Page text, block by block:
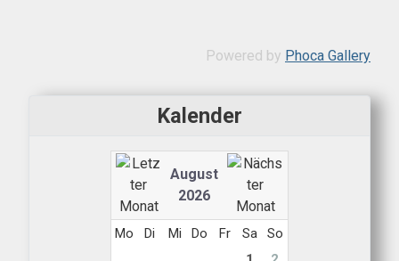
Powered by Phoca Gallery
Kalender
August
2026
Mo Di Mi Do Fr Sa
So